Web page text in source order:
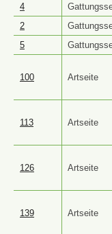
4
2
5
100 Artseite
113 Artseite
126 Artseite
139 Artseite